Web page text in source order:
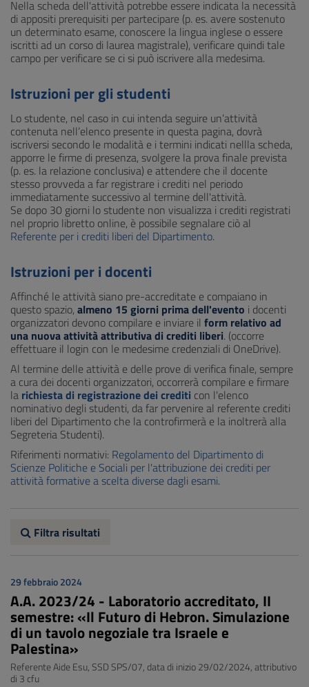
Nella scheda dell'attività potrebbe essere indicata la necessità
di appositi prerequisiti per partecipare (p. es. avere sostenuto
un determinato esame, conoscere la lingua inglese o essere
iscritti ad un corso di laurea magistrale), verificare quindi tale
campo per verificare se ci si può iscrivere alla medesima.
Istruzioni per gli studenti
Lo studente, nel caso in cui intenda seguire un’attività
contenuta nell’elenco presente in questa pagina, dovrà
iscriversi secondo le modalità e i termini indicati nellla scheda,
apporre le firme di presenza, svolgere la prova finale prevista
(p. es. la relazione conclusiva) e attendere che il docente
stesso provveda a far registrare i crediti nel periodo
immediatamente successivo al termine dell'attività.
Se dopo 30 giorni lo studente non visualizza i crediti registrati
nel proprio libretto online, è possibile segnalare ciò al
Referente per i crediti liberi del Dipartimento.
Istruzioni per i docenti
Affinché le attività siano pre-accreditate e compaiano in
questo spazio, almeno 15 giorni prima dell'evento i docenti
organizzatori devono compilare e inviare il form relativo ad
una nuova attività attributiva di crediti liberi. (occorre
effettuare il login con le medesime credenziali di OneDrive).
Al termine delle attività e delle prove di verifica finale, sempre
a cura dei docenti organizzatori, occorrerà compilare e firmare
la richiesta di registrazione dei crediti con l'elenco
nominativo degli studenti, da far pervenire al referente crediti
liberi del Dipartimento che la controfirmerà e la inoltrerà alla
Segreteria Studenti).
Riferimenti normativi: Regolamento del Dipartimento di
Scienze Politiche e Sociali per l'attribuzione dei crediti per
attività formative a scelta diverse dagli esami.
Filtra risultati
29 febbraio 2024
A.A. 2023/24 - Laboratorio accreditato, II
semestre: «Il Futuro di Hebron. Simulazione
di un tavolo negoziale tra Israele e
Palestina»
Referente Aide Esu, SSD SPS/07, data di inizio 29/02/2024, attributivo
di 3 cfu